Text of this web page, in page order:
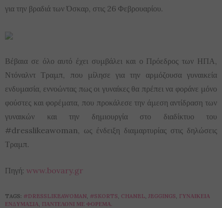
για την βραδιά των Όσκαρ, στις 26 Φεβρουαρίου.
Βέβαια σε όλο αυτό έχει συμβάλει και ο Πρόεδρος των ΗΠΑ,
Ντόναλντ Τραμπ, που μίλησε για την αρμόζουσα γυναικεία
ενδυμασία, εννοώντας πως οι γυναίκες θα πρέπει να φοράνε μόνο
φούστες και φορέματα, που προκάλεσε την άμεση αντίδραση των
γυναικών και την δημιουργία στο διαδίκτυο του
#dresslikeawoman, ως ένδειξη διαμαρτυρίας στις δηλώσεις
Τραμπ.
Πηγή: www.bovary.gr
TAGS: #DRESSLIKEAWOMAN, #SKORTS, CHANEL, JEGGINGS, ΓΥΝΑΙΚΕΊΑ
ΕΝΔΥΜΑΣΊΑ, ΠΑΝΤΕΛΌΝΙ ΜΕ ΦΌΡΕΜΑ.